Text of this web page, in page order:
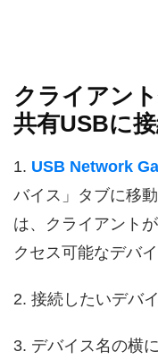
クライアン
共有USBに
1. USB Network
バイス」タブに移
は、クライアント
クセス可能なデバ
2. 接続したいデバ
3. デバイス名の横